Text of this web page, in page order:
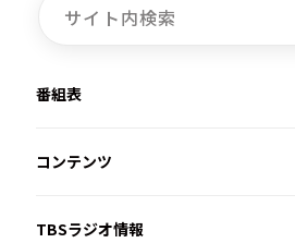
番組表
コンテンツ
TBSラジオ情報